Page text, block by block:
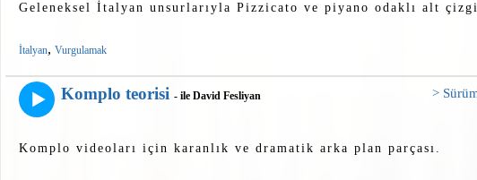
Geleneksel İtalyan unsurlarıyla Pizzicato ve piyano odaklı alt
İtalyan, Vurgulamak
Komplo teorisi - ile David Fesliyan >
Komplo videoları için karanlık ve dramatik arka plan parçası.